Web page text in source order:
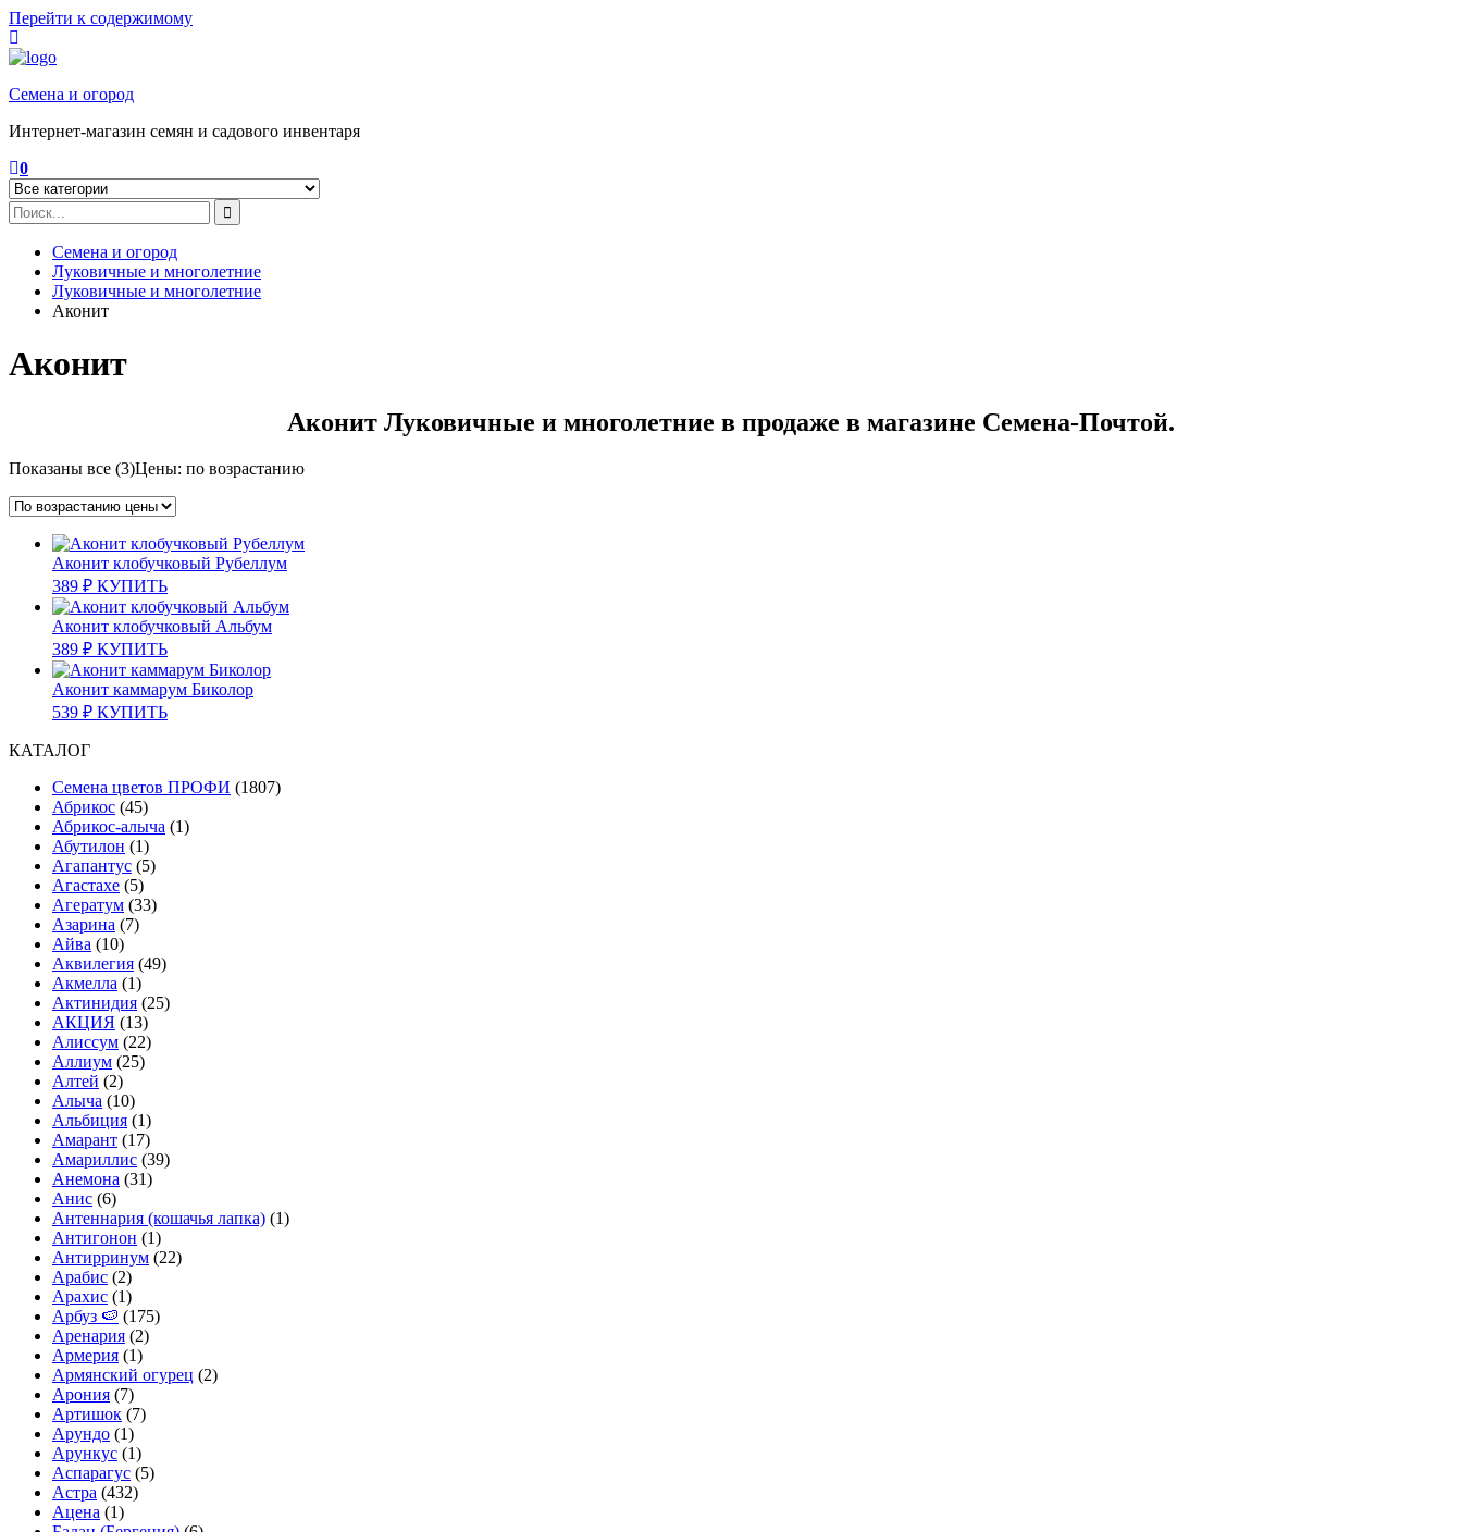
Перейти к содержимому
Семена и огород
Интернет-магазин семян и садового инвентаря
0
Семена и огород
Луковичные и многолетние
Луковичные и многолетние
Аконит
Аконит
Аконит Луковичные и многолетние в продаже в магазине Семена-Почтой.
Показаны все (3)Цены: по возрастанию
Аконит клобучковый Рубеллум
389 ₽ КУПИТЬ
Аконит клобучковый Альбум
389 ₽ КУПИТЬ
Аконит каммарум Биколор
539 ₽ КУПИТЬ
КАТАЛОГ
Cемена цветов ПРОФИ (1807)
Абрикос (45)
Абрикос-алыча (1)
Абутилон (1)
Агапантус (5)
Агастахе (5)
Агератум (33)
Азарина (7)
Айва (10)
Аквилегия (49)
Акмелла (1)
Актинидия (25)
АКЦИЯ (13)
Алиссум (22)
Аллиум (25)
Алтей (2)
Алыча (10)
Альбиция (1)
Амарант (17)
Амариллис (39)
Анемона (31)
Анис (6)
Антеннария (кошачья лапка) (1)
Антигонон (1)
Антирринум (22)
Арабис (2)
Арахис (1)
Арбуз 🍉 (175)
Аренария (2)
Армерия (1)
Армянский огурец (2)
Арония (7)
Артишок (7)
Арундо (1)
Арункус (1)
Аспарагус (5)
Астра (432)
Ацена (1)